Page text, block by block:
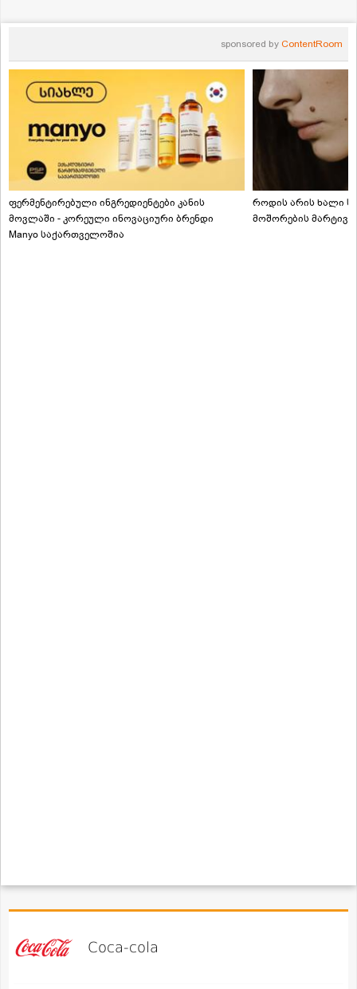
sponsored by ContentRoom
ფერმენტირებული ინგრედიენტები კანის
მოვლაში - კორეული ინოვაციური ბრენდი
Manyo საქართველოშია
როდის არის ხალი
მოშორების
Coca-cola